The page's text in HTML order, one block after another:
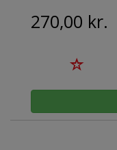
270,00 kr.